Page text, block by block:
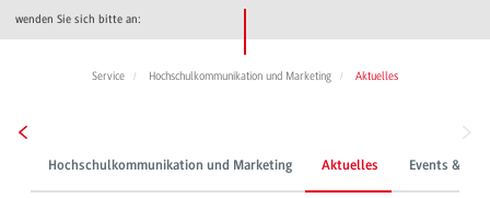
wenden Sie sich bitte an:
Service Hochschulkommunikation und Marketing Aktuelles
Hochschulkommunikation und Marketing Aktuelles Events &